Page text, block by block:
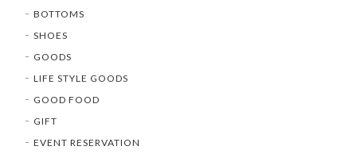
BOTTOMS
SHOES
GOODS
LIFE STYLE GOODS
GOOD FOOD
GIFT
EVENT RESERVATION